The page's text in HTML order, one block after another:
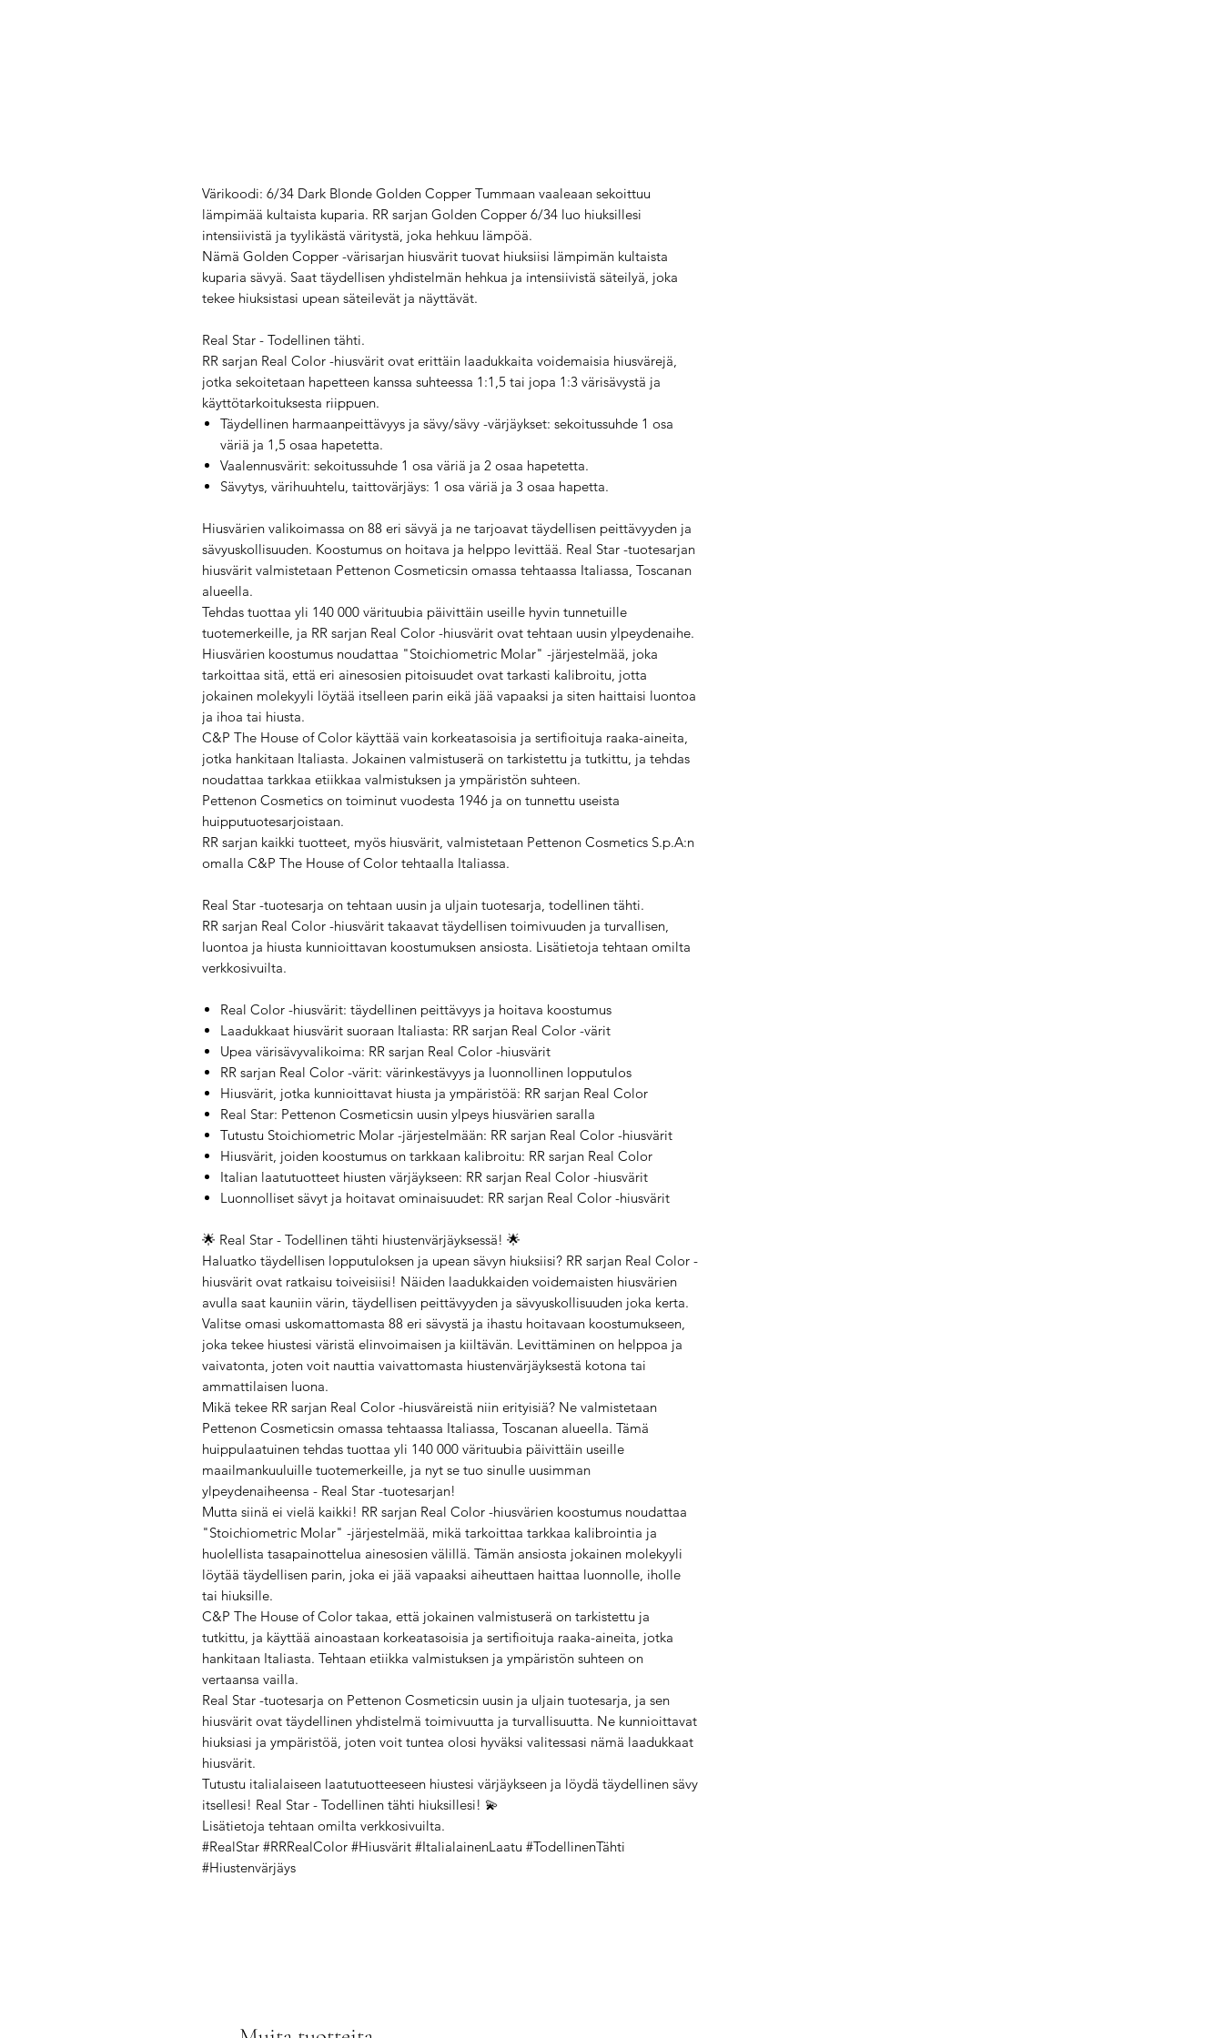
Värikoodi: 6/34 Dark Blonde Golden Copper Tummaan vaaleaan sekoittuu
lämpimää kultaista kuparia. RR sarjan Golden Copper 6/34 luo hiuksillesi
intensiivistä ja tyylikästä väritystä, joka hehkuu lämpöä.
Nämä Golden Copper -värisarjan hiusvärit tuovat hiuksiisi lämpimän kultaista
kuparia sävyä. Saat täydellisen yhdistelmän hehkua ja intensiivistä säteilyä, joka
tekee hiuksistasi upean säteilevät ja näyttävät.
Real Star - Todellinen tähti.
RR sarjan Real Color -hiusvärit ovat erittäin laadukkaita voidemaisia hiusvärejä,
jotka sekoitetaan hapetteen kanssa suhteessa 1:1,5 tai jopa 1:3 värisävystä ja
käyttötarkoituksesta riippuen.
Täydellinen harmaanpeittävyys ja sävy/sävy -värjäykset: sekoitussuhde 1 osa
väriä ja 1,5 osaa hapetetta.
Vaalennusvärit: sekoitussuhde 1 osa väriä ja 2 osaa hapetetta.
Sävytys, värihuuhtelu, taittovärjäys: 1 osa väriä ja 3 osaa hapetta.
Hiusvärien valikoimassa on 88 eri sävyä ja ne tarjoavat täydellisen peittävyyden ja
sävyuskollisuuden. Koostumus on hoitava ja helppo levittää. Real Star -tuotesarjan
hiusvärit valmistetaan Pettenon Cosmeticsin omassa tehtaassa Italiassa, Toscanan
alueella.
Tehdas tuottaa yli 140 000 värituubia päivittäin useille hyvin tunnetuille
tuotemerkeille, ja RR sarjan Real Color -hiusvärit ovat tehtaan uusin ylpeydenaihe.
Hiusvärien koostumus noudattaa "Stoichiometric Molar" -järjestelmää, joka
tarkoittaa sitä, että eri ainesosien pitoisuudet ovat tarkasti kalibroitu, jotta
jokainen molekyyli löytää itselleen parin eikä jää vapaaksi ja siten haittaisi luontoa
ja ihoa tai hiusta.
C&P The House of Color käyttää vain korkeatasoisia ja sertifioituja raaka-aineita,
jotka hankitaan Italiasta. Jokainen valmistuserä on tarkistettu ja tutkittu, ja tehdas
noudattaa tarkkaa etiikkaa valmistuksen ja ympäristön suhteen.
Pettenon Cosmetics on toiminut vuodesta 1946 ja on tunnettu useista
huipputuotesarjoistaan.
RR sarjan kaikki tuotteet, myös hiusvärit, valmistetaan Pettenon Cosmetics S.p.A:n
omalla C&P The House of Color tehtaalla Italiassa.
Real Star -tuotesarja on tehtaan uusin ja uljain tuotesarja, todellinen tähti.
RR sarjan Real Color -hiusvärit takaavat täydellisen toimivuuden ja turvallisen,
luontoa ja hiusta kunnioittavan koostumuksen ansiosta. Lisätietoja tehtaan omilta
verkkosivuilta.
Real Color -hiusvärit: täydellinen peittävyys ja hoitava koostumus
Laadukkaat hiusvärit suoraan Italiasta: RR sarjan Real Color -värit
Upea värisävyvalikoima: RR sarjan Real Color -hiusvärit
RR sarjan Real Color -värit: värinkestävyys ja luonnollinen lopputulos
Hiusvärit, jotka kunnioittavat hiusta ja ympäristöä: RR sarjan Real Color
Real Star: Pettenon Cosmeticsin uusin ylpeys hiusvärien saralla
Tutustu Stoichiometric Molar -järjestelmään: RR sarjan Real Color -hiusvärit
Hiusvärit, joiden koostumus on tarkkaan kalibroitu: RR sarjan Real Color
Italian laatutuotteet hiusten värjäykseen: RR sarjan Real Color -hiusvärit
Luonnolliset sävyt ja hoitavat ominaisuudet: RR sarjan Real Color -hiusvärit
🌟 Real Star - Todellinen tähti hiustenvärjäyksessä! 🌟
Haluatko täydellisen lopputuloksen ja upean sävyn hiuksiisi? RR sarjan Real Color -
hiusvärit ovat ratkaisu toiveisiisi! Näiden laadukkaiden voidemaisten hiusvärien
avulla saat kauniin värin, täydellisen peittävyyden ja sävyuskollisuuden joka kerta.
Valitse omasi uskomattomasta 88 eri sävystä ja ihastu hoitavaan koostumukseen,
joka tekee hiustesi väristä elinvoimaisen ja kiiltävän. Levittäminen on helppoa ja
vaivatonta, joten voit nauttia vaivattomasta hiustenvärjäyksestä kotona tai
ammattilaisen luona.
Mikä tekee RR sarjan Real Color -hiusväreistä niin erityisiä? Ne valmistetaan
Pettenon Cosmeticsin omassa tehtaassa Italiassa, Toscanan alueella. Tämä
huippulaatuinen tehdas tuottaa yli 140 000 värituubia päivittäin useille
maailmankuuluille tuotemerkeille, ja nyt se tuo sinulle uusimman
ylpeydenaiheensa - Real Star -tuotesarjan!
Mutta siinä ei vielä kaikki! RR sarjan Real Color -hiusvärien koostumus noudattaa
"Stoichiometric Molar" -järjestelmää, mikä tarkoittaa tarkkaa kalibrointia ja
huolellista tasapainottelua ainesosien välillä. Tämän ansiosta jokainen molekyyli
löytää täydellisen parin, joka ei jää vapaaksi aiheuttaen haittaa luonnolle, iholle
tai hiuksille.
C&P The House of Color takaa, että jokainen valmistuserä on tarkistettu ja
tutkittu, ja käyttää ainoastaan korkeatasoisia ja sertifioituja raaka-aineita, jotka
hankitaan Italiasta. Tehtaan etiikka valmistuksen ja ympäristön suhteen on
vertaansa vailla.
Real Star -tuotesarja on Pettenon Cosmeticsin uusin ja uljain tuotesarja, ja sen
hiusvärit ovat täydellinen yhdistelmä toimivuutta ja turvallisuutta. Ne kunnioittavat
hiuksiasi ja ympäristöä, joten voit tuntea olosi hyväksi valitessasi nämä laadukkaat
hiusvärit.
Tutustu italialaiseen laatutuotteeseen hiustesi värjäykseen ja löydä täydellinen sävy
itsellesi! Real Star - Todellinen tähti hiuksillesi! 💫
Lisätietoja tehtaan omilta verkkosivuilta.
#RealStar #RRRealColor #Hiusvärit #ItalialainenLaatu #TodellinenTähti
#Hiustenvärjäys